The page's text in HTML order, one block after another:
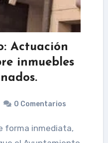
Actuación
inmuebles
0 Comentarios